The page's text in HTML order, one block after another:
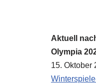
Aktuell
Olympia
15. Oktober